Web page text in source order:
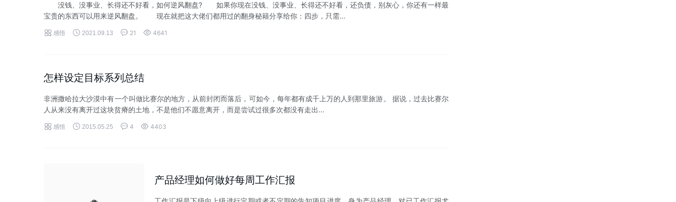
没钱、没事业、长得还不好看，如何逆风翻盘? 如果你现在没钱、没事业、长得还不好看，还负债，别灰心，你还有一样最
宝贵的东西可以用来逆风翻盘。 现在就把这大佬们都用过的翻身秘籍分享给你：四步，只需...
 感悟  2021.09.13  21  4641
怎样设定目标系列总结
非洲撒哈拉大沙漠中有一个叫做比赛尔的地方，从前封闭而落后，可如今，每年都有成千上万的人到那里旅游。 据说，过去比赛尔
人从来没有离开过这块贫瘠的土地，不是他们不愿意离开，而是尝试过很多次都没有走出...
 感悟  2015.05.25  4  4403
产品经理如何做好每周工作汇报
工作汇报是下级向上级进行定期或者不定期的告知项目进度，身为产品经理，对已工作汇报尤